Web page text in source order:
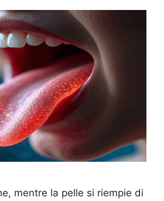
mentre la pelle si riempie di